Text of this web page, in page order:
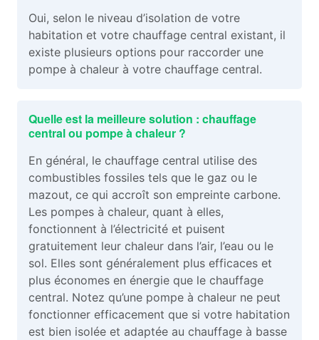
Oui, selon le niveau d’isolation de votre
habitation et votre chauffage central existant, il
existe plusieurs options pour raccorder une
pompe à chaleur à votre chauffage central.
Quelle est la meilleure solution : chauffage
central ou pompe à chaleur ?
En général, le chauffage central utilise des
combustibles fossiles tels que le gaz ou le
mazout, ce qui accroît son empreinte carbone.
Les pompes à chaleur, quant à elles,
fonctionnent à l’électricité et puisent
gratuitement leur chaleur dans l’air, l’eau ou le
sol. Elles sont généralement plus efficaces et
plus économes en énergie que le chauffage
central. Notez qu’une pompe à chaleur ne peut
fonctionner efficacement que si votre habitation
est bien isolée et adaptée au chauffage à basse